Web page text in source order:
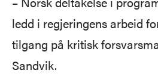
ledd i regjeringens arbeid
tilgang på kritisk
Sandvik.